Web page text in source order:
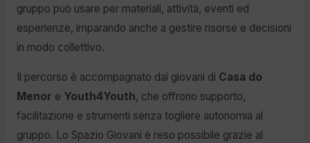
gruppo può usare per materiali, attività, eventi ed
esperienze, imparando anche a gestire risorse e decisioni
in modo collettivo.
Il percorso è accompagnato dai giovani di Casa do
Menor e Youth4Youth, che offrono supporto,
facilitazione e strumenti senza togliere autonomia al
gruppo. Lo Spazio Giovani è reso possibile grazie al